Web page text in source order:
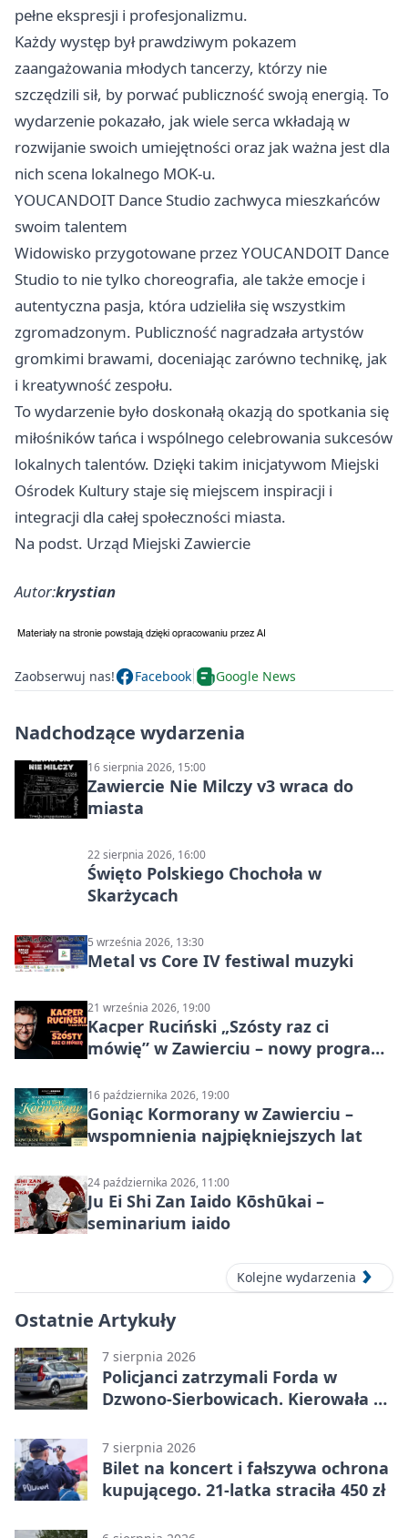
pełne ekspresji i profesjonalizmu.
Każdy występ był prawdziwym pokazem
zaangażowania młodych tancerzy, którzy nie
szczędzili sił, by porwać publiczność swoją energią. To
wydarzenie pokazało, jak wiele serca wkładają w
rozwijanie swoich umiejętności oraz jak ważna jest dla
nich scena lokalnego MOK-u.
YOUCANDOIT Dance Studio zachwyca mieszkańców
swoim talentem
Widowisko przygotowane przez YOUCANDOIT Dance
Studio to nie tylko choreografia, ale także emocje i
autentyczna pasja, która udzieliła się wszystkim
zgromadzonym. Publiczność nagradzała artystów
gromkimi brawami, doceniając zarówno technikę, jak
i kreatywność zespołu.
To wydarzenie było doskonałą okazją do spotkania się
miłośników tańca i wspólnego celebrowania sukcesów
lokalnych talentów. Dzięki takim inicjatywom Miejski
Ośrodek Kultury staje się miejscem inspiracji i
integracji dla całej społeczności miasta.
Na podst. Urząd Miejski Zawiercie
Autor:krystian
Zaobserwuj nas! Facebook Google News
Nadchodzące wydarzenia
16 sierpnia 2026, 15:00
Zawiercie Nie Milczy v3 wraca do
miasta
22 sierpnia 2026, 16:00
Święto Polskiego Chochoła w
Skarżycach
5 września 2026, 13:30
Metal vs Core IV festiwal muzyki
21 września 2026, 19:00
Kacper Ruciński „Szósty raz ci
mówię” w Zawierciu – nowy program
16 października 2026, 19:00
Goniąc Kormorany w Zawierciu –
wspomnienia najpiękniejszych lat
24 października 2026, 11:00
Ju Ei Shi Zan Iaido Kōshūkai –
seminarium iaido
Kolejne wydarzenia
Ostatnie Artykuły
7 sierpnia 2026
Policjanci zatrzymali Forda w
Dzwono-Sierbowicach. Kierowała po
7 sierpnia 2026
Bilet na koncert i fałszywa ochrona
kupującego. 21-latka straciła 450 zł